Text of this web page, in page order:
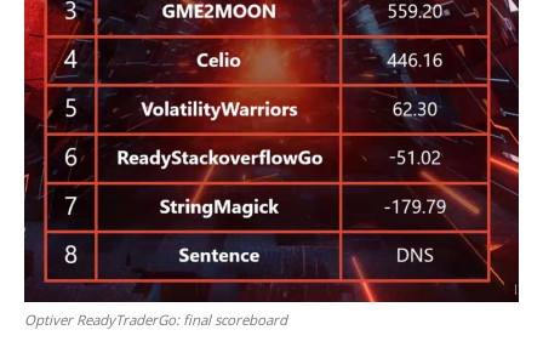
e
Optiver ReadyTraderGo: final scoreboard